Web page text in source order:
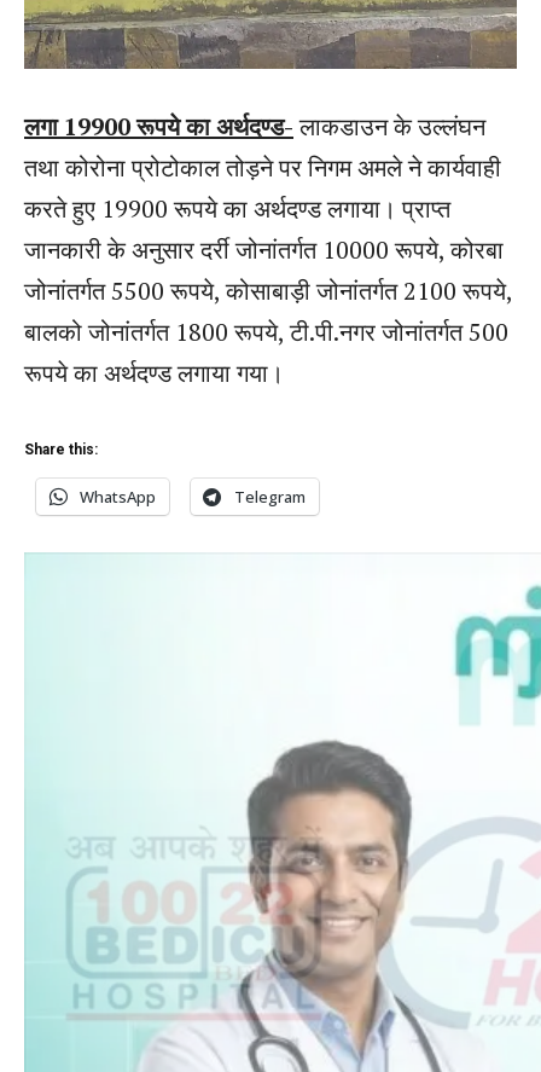
लगा 19900 रूपये का अर्थदण्ड-लाकडाउन के उल्लंघन
तथा कोरोना प्रोटोकाल तोड़ने पर निगम अमले ने कार्यवाही
करते हुए 19900 रूपये का अर्थदण्ड लगाया। प्राप्त
जानकारी के अनुसार दर्री जोनांतर्गत 10000 रूपये, कोरबा
जोनांतर्गत 5500 रूपये, कोसाबाड़ी जोनांतर्गत 2100 रूपये,
बालको जोनांतर्गत 1800 रूपये, टी.पी.नगर जोनांतर्गत 500
रूपये का अर्थदण्ड लगाया गया।
Share this:
WhatsApp Telegram